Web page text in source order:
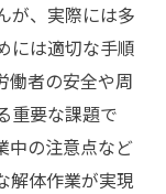
が、実際には多
には適切な手順
働者の安全や周
重要な課題で
中の注意点など
解体作業が実現